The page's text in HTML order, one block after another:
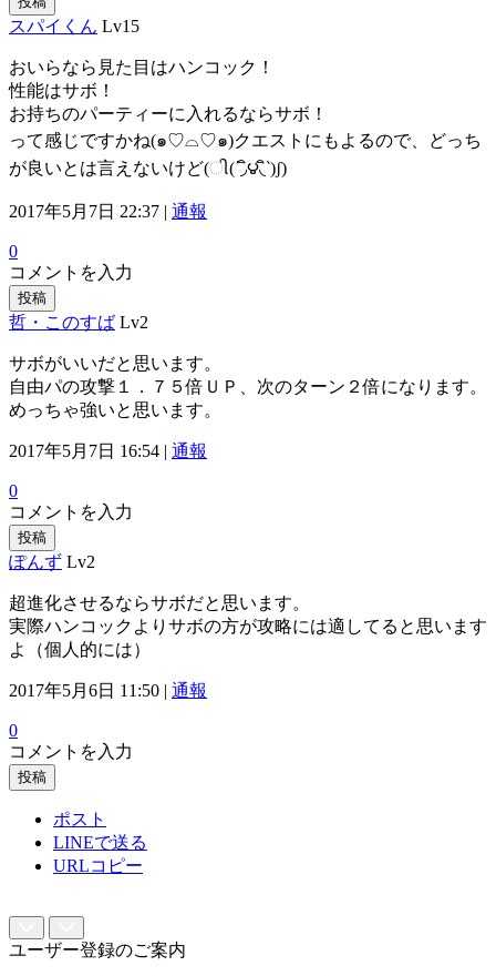
スパイくん Lv15
おいらなら見た目はハンコック！
性能はサボ！
お持ちのパーティーに入れるならサボ！
って感じですかね(๑♡⌓♡๑)クエストにもよるので、どっち
が良いとは言えないけど(ી(΄◞ิ౪◟ิ‵)ʃ)
2017年5月7日 22:37 | 通報
0
コメントを入力
投稿
哲・このすば Lv2
サボがいいだと思います。
自由パの攻撃１．７５倍ＵＰ、次のターン２倍になります。
めっちゃ強いと思います。
2017年5月7日 16:54 | 通報
0
コメントを入力
投稿
ぽんず Lv2
超進化させるならサボだと思います。
実際ハンコックよりサボの方が攻略には適してると思います
よ（個人的には）
2017年5月6日 11:50 | 通報
0
コメントを入力
投稿
ポスト
LINEで送る
URLコピー
ユーザー登録のご案内